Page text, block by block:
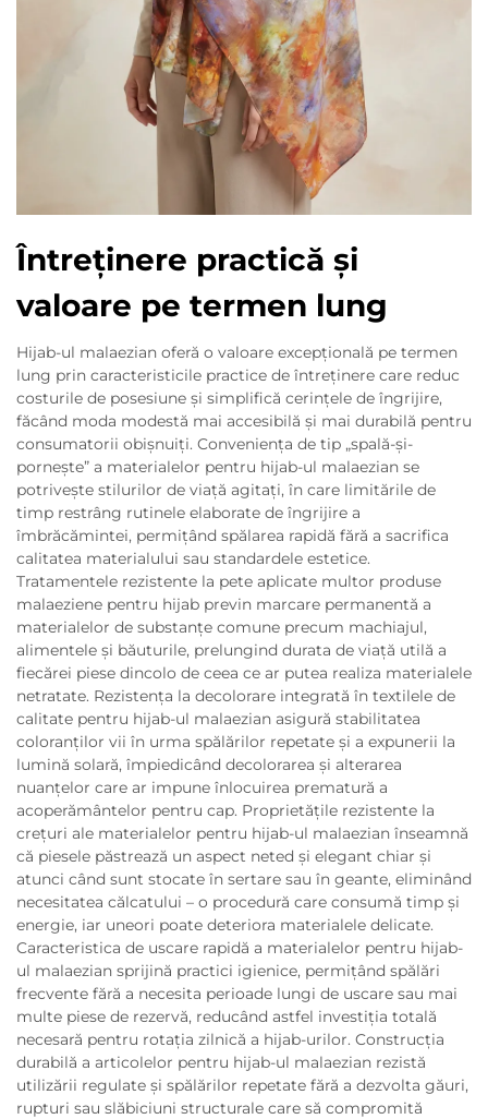
Întreținere practică și
valoare pe termen lung
Hijab-ul malaezian oferă o valoare excepțională pe termen
lung prin caracteristicile practice de întreținere care reduc
costurile de posesiune și simplifică cerințele de îngrijire,
făcând moda modestă mai accesibilă și mai durabilă pentru
consumatorii obișnuiți. Conveniența de tip „spală-și-
pornește” a materialelor pentru hijab-ul malaezian se
potrivește stilurilor de viață agitați, în care limitările de
timp restrâng rutinele elaborate de îngrijire a
îmbrăcămintei, permițând spălarea rapidă fără a sacrifica
calitatea materialului sau standardele estetice.
Tratamentele rezistente la pete aplicate multor produse
malaeziene pentru hijab previn marcare permanentă a
materialelor de substanțe comune precum machiajul,
alimentele și băuturile, prelungind durata de viață utilă a
fiecărei piese dincolo de ceea ce ar putea realiza materialele
netratate. Rezistența la decolorare integrată în textilele de
calitate pentru hijab-ul malaezian asigură stabilitatea
coloranților vii în urma spălărilor repetate și a expunerii la
lumină solară, împiedicând decolorarea și alterarea
nuanțelor care ar impune înlocuirea prematură a
acoperământelor pentru cap. Proprietățile rezistente la
crețuri ale materialelor pentru hijab-ul malaezian înseamnă
că piesele păstrează un aspect neted și elegant chiar și
atunci când sunt stocate în sertare sau în geante, eliminând
necesitatea călcatului – o procedură care consumă timp și
energie, iar uneori poate deteriora materialele delicate.
Caracteristica de uscare rapidă a materialelor pentru hijab-
ul malaezian sprijină practici igienice, permițând spălări
frecvente fără a necesita perioade lungi de uscare sau mai
multe piese de rezervă, reducând astfel investiția totală
necesară pentru rotația zilnică a hijab-urilor. Construcția
durabilă a articolelor pentru hijab-ul malaezian rezistă
utilizării regulate și spălărilor repetate fără a dezvolta găuri,
rupturi sau slăbiciuni structurale care să compromită